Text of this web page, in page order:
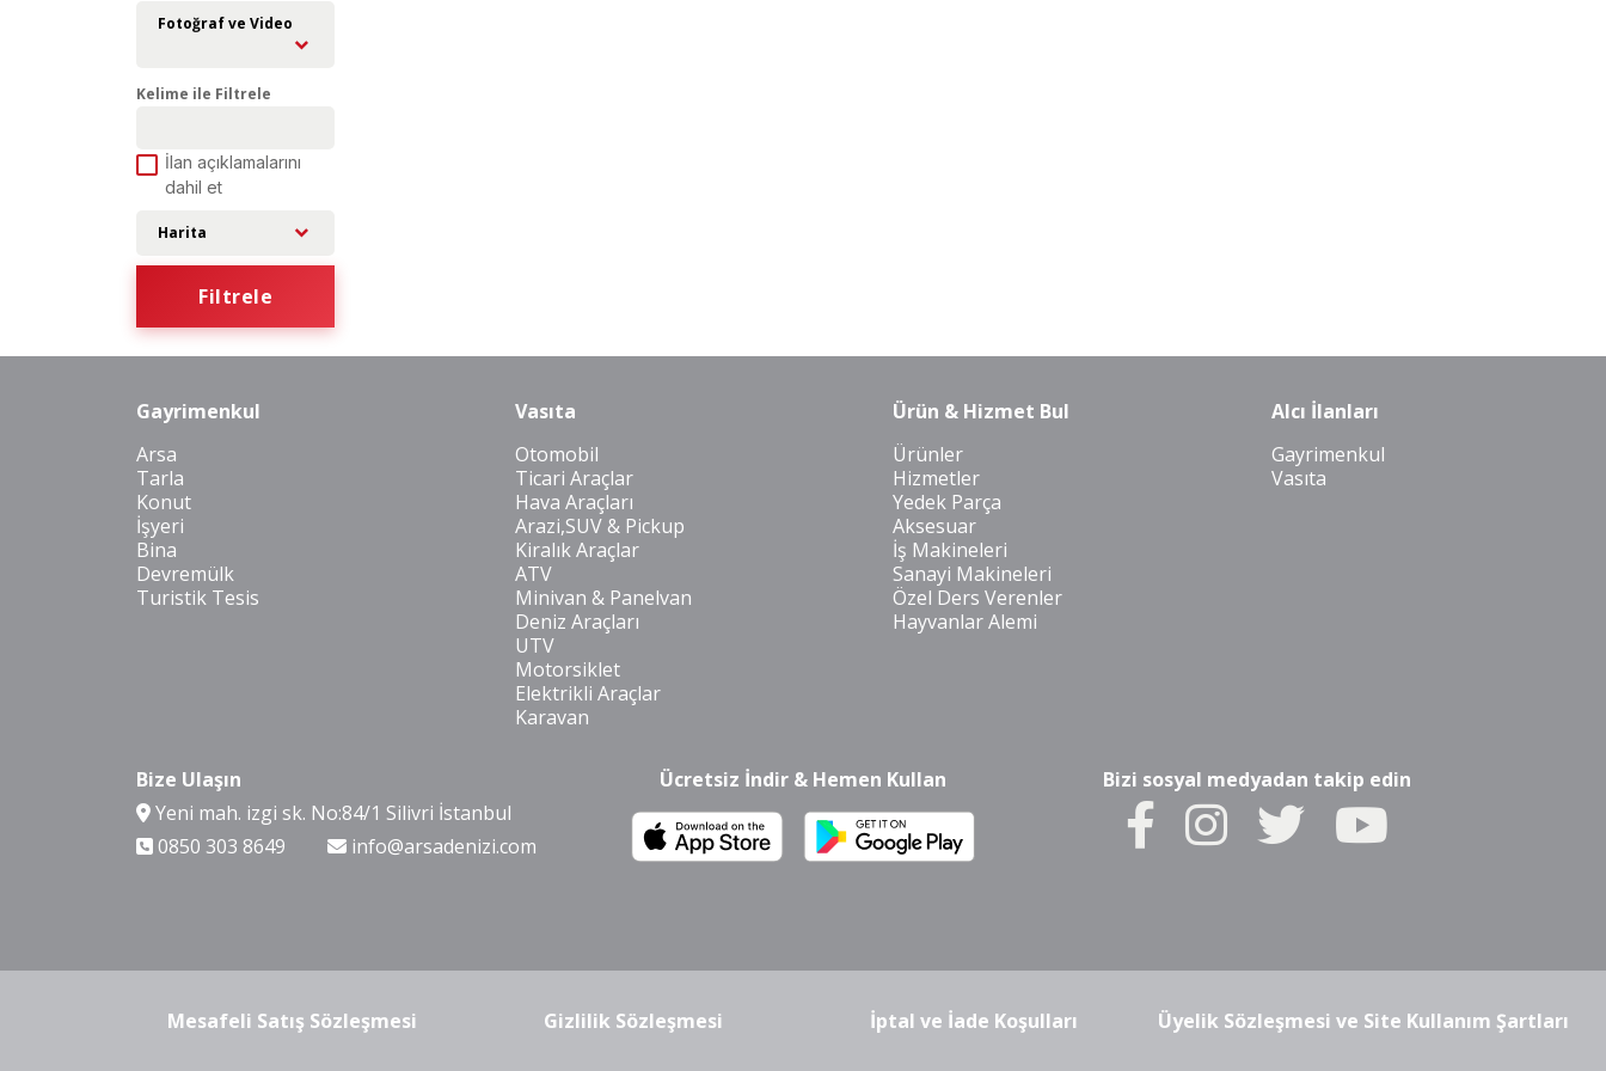
Fotoğraf ve Video
Kelime ile Filtrele
İlan açıklamalarını
dahil et
Harita
Filtrele
Gayrimenkul
Arsa
Tarla
Konut
İşyeri
Bina
Devremülk
Turistik Tesis
Vasıta
Otomobil
Ticari Araçlar
Hava Araçları
Arazi,SUV & Pickup
Kiralık Araçlar
ATV
Minivan & Panelvan
Deniz Araçları
UTV
Motorsiklet
Elektrikli Araçlar
Karavan
Ürün & Hizmet Bul
Ürünler
Hizmetler
Yedek Parça
Aksesuar
İş Makineleri
Sanayi Makineleri
Özel Ders Verenler
Hayvanlar Alemi
Alcı İlanları
Gayrimenkul
Vasıta
Bize Ulaşın
Yeni mah. izgi sk. No:84/1 Silivri İstanbul
0850 303 8649
info@arsadenizi.com
Ücretsiz İndir & Hemen Kullan Bizi sosyal medyadan takip edin
Mesafeli Satış Sözleşmesi Gizlilik Sözleşmesi İptal ve İade Koşulları Üyelik Sözleşmesi ve Site Kullanım Şartları